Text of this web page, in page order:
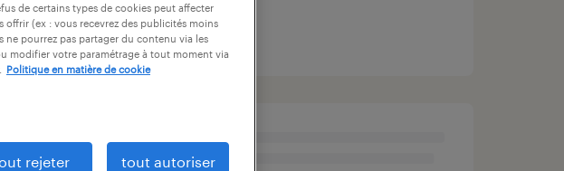
de certains types de cookies peut affecter
(ex : vous recevrez des publicités moins
pourrez pas partager du contenu via les
modifier votre paramétrage à tout moment via
Politique en matière de cookie
rejeter tout autoriser